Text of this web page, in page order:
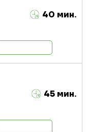
40 мин.
45 мин.